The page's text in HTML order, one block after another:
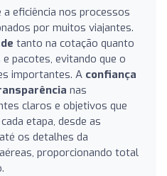
eficiência nos processos
por muitos viajantes.
tanto na cotação quanto
pacotes, evitando que o
importantes. A confiança
nas
claros e objetivos que
etapa, desde as
os detalhes da
proporcionando total